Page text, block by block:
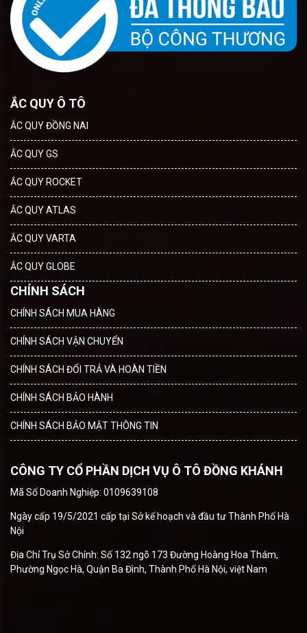
ẮC QUY Ô TÔ
ẮC QUY ĐỒNG NAI
ẮC QUY GS
ẮC QUY ROCKET
ẮC QUY ATLAS
ẮC QUY VARTA
ẮC QUY GLOBE
CHÍNH SÁCH
CHÍNH SÁCH MUA HÀNG
CHÍNH SÁCH VẬN CHUYỂN
CHÍNH SÁCH ĐỔI TRẢ VÀ HOÀN TIỀN
CHÍNH SÁCH BẢO HÀNH
CHÍNH SÁCH BẢO MẬT THÔNG TIN
CÔNG TY CỔ PHẦN DỊCH VỤ Ô TÔ ĐỒNG KHÁNH
Mã Số Doanh Nghiệp: 0109639108
Ngày cấp 19/5/2021 cấp tại Sở kế hoạch và đầu tư Thành Phố Hà
Nội
Địa Chỉ Trụ Sở Chính: Số 132 ngõ 173 Đường Hoàng Hoa Thám,
Phường Ngọc Hà, Quận Ba Đình, Thành Phố Hà Nội, việt Nam